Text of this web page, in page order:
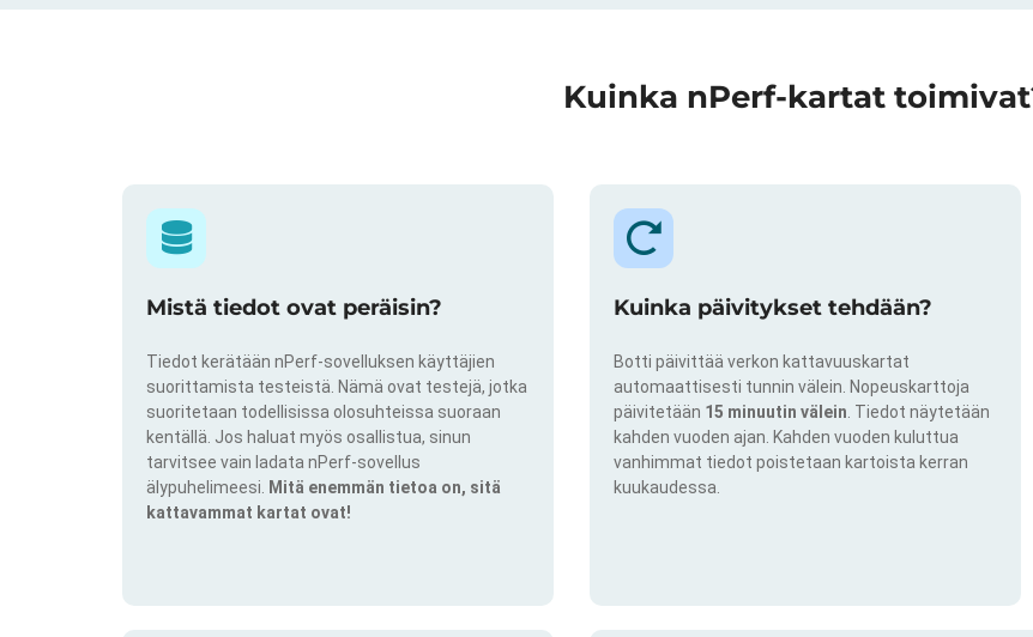
Kuinka nPerf-kartat
Mistä tiedot ovat peräisin?
Tiedot kerätään nPerf-sovelluksen käyttäjien
suorittamista testeistä. Nämä ovat testejä, jotka
suoritetaan todellisissa olosuhteissa suoraan
kentällä. Jos haluat myös osallistua, sinun
tarvitsee vain ladata nPerf-sovellus
älypuhelimeesi.
Mitä enemmän tietoa on, sitä
kattavammat kartat ovat!
Kuinka päivitykset tehdään?
Botti päivittää verkon kattavuuskartat
automaattisesti tunnin välein. Nopeuskarttoja
päivitetään 15 minuutin välein . Tiedot näytetään
kahden vuoden ajan. Kahden vuoden kuluttua
vanhimmat tiedot poistetaan kartoista kerran
kuukaudessa.